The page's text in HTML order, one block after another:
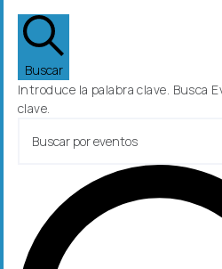
Buscar
Introduce la palabra clave. Busca
clave.